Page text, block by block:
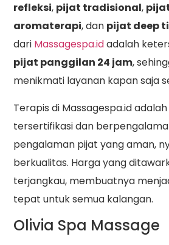
refleksi, pijat tradisional,
aromaterapi, dan pijat deep
dari Massagespa.idadalah
pijat panggilan 24 jam,
menikmati layanan kapan saja
Terapis di Massagespa.id
tersertifikasi dan
pengalaman pijat yang aman,
berkualitas. Harga yang
terjangkau, membuatnya
tepat untuk semua kalangan.
Olivia Spa Massage